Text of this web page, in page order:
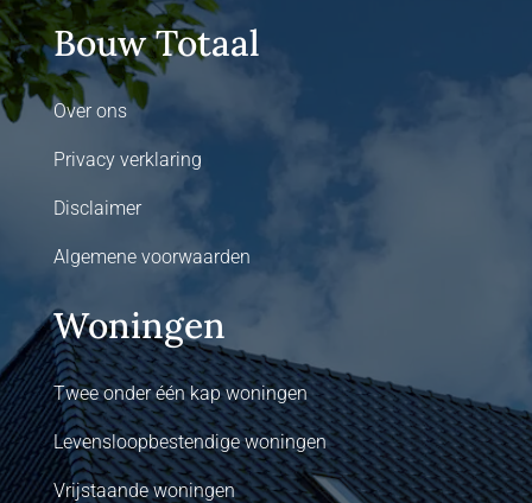
Bouw Totaal
Over ons
Privacy verklaring
Disclaimer
Algemene voorwaarden
Woningen
Twee onder één kap woningen
Levensloopbestendige woningen
Vrijstaande woningen